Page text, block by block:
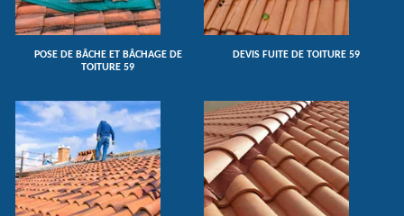
POSE DE BÂCHE ET BÂCHAGE DE
TOITURE 59
DEVIS FUITE DE TOITURE 59